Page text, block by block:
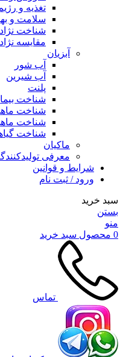
تغذیه و
سلامت و
شناخت
مقایسه
آبزیان
آب شور
آب شیرین
پلنت
شناخت
شناخت
شناخت
شناخت
ماکیان
معرفی
شرایط و قوانین
ورود / ثبت نام
سبد خرید
بستن
منو
0 محصول سبد خرید
تماس